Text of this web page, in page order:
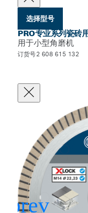
选择型号
PRO专业系列瓷砖
用于小型角磨机
订货号2 608 615 132